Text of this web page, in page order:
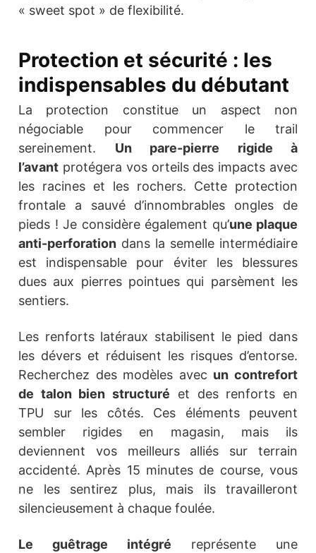
« sweet spot » de flexibilité.
Protection et sécurité : les
indispensables du débutant
La protection constitue un aspect non
négociable pour commencer le trail
sereinement. Un pare-pierre rigide à
l’avant protégera vos orteils des impacts avec
les racines et les rochers. Cette protection
frontale a sauvé d’innombrables ongles de
pieds ! Je considère également qu’une plaque
anti-perforation dans la semelle intermédiaire
est indispensable pour éviter les blessures
dues aux pierres pointues qui parsèment les
sentiers.
Les renforts latéraux stabilisent le pied dans
les dévers et réduisent les risques d’entorse.
Recherchez des modèles avec un contrefort
de talon bien structuré et des renforts en
TPU sur les côtés. Ces éléments peuvent
sembler rigides en magasin, mais ils
deviennent vos meilleurs alliés sur terrain
accidenté. Après 15 minutes de course, vous
ne les sentirez plus, mais ils travailleront
silencieusement à chaque foulée.
Le guêtrage intégré représente une